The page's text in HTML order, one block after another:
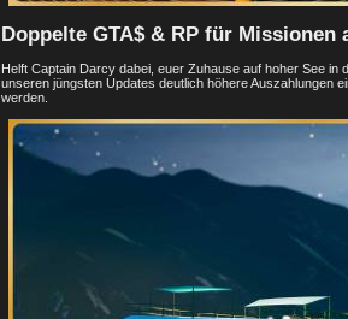
Doppelte GTA$ & RP für
Helft Captain Darcy dabei, euer Zuhause auf hoher See
unseren jüngsten Updates deutlich höhere Auszahlungen
werden.